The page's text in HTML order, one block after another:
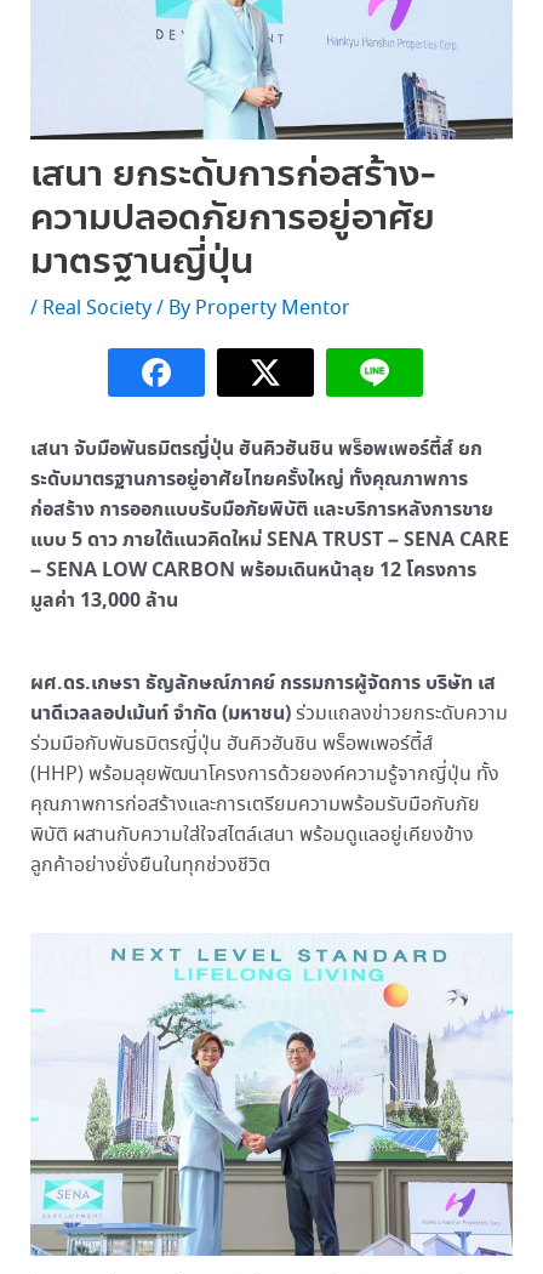
เสนา ยกระดับการก่อสร้าง-
ความปลอดภัยการอยู่อาศัย
มาตรฐานญี่ปุ่น
/ Real Society/ By Property Mentor
เสนา จับมือพันธมิตรญี่ปุ่น ฮันคิวฮันชิน พร็อพเพอร์ตี้ส์ ยก
ระดับมาตรฐานการอยู่อาศัยไทยครั้งใหญ่ ทั้งคุณภาพการ
ก่อสร้าง การออกแบบรับมือภัยพิบัติ และบริการหลังการขาย
แบบ 5 ดาว ภายใต้แนวคิดใหม่ SENA TRUST – SENA CARE
– SENA LOW CARBON พร้อมเดินหน้าลุย 12 โครงการ
มูลค่า 13,000 ล้าน
ผศ.ดร.เกษรา ธัญลักษณ์ภาคย์ กรรมการผู้จัดการ บริษัท เส
นาดีเวลลอปเม้นท์ จํากัด (มหาชน)ร่วมแถลงข่าวยกระดับความ
ร่วมมือกับพันธมิตรญี่ปุ่น ฮันคิวฮันชิน พร็อพเพอร์ตี้ส์
(HHP) พร้อมลุยพัฒนาโครงการด้วยองค์ความรู้จากญี่ปุ่น ทั้ง
คุณภาพการก่อสร้างและการเตรียมความพร้อมรับมือกับภัย
พิบัติ ผสานกับความใส่ใจสไตล์เสนา พร้อมดูแลอยู่เคียงข้าง
ลูกค้าอย่างยั่งยืนในทุกช่วงชีวิต